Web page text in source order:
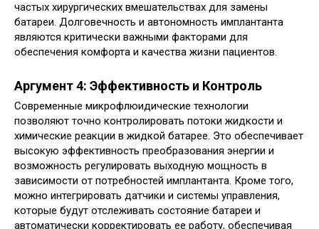
частых хирургических вмешательствах для замены
батареи. Долговечность и автономность имплантанта
являются критически важными факторами для
обеспечения комфорта и качества жизни пациентов.
Аргумент 4: Эффективность и Контроль
Современные микрофлюидические технологии
позволяют точно контролировать потоки жидкости и
химические реакции в жидкой батарее. Это обеспечивает
высокую эффективность преобразования энергии и
возможность регулировать выходную мощность в
зависимости от потребностей имплантанта. Кроме того,
можно интегрировать датчики и системы управления,
которые будут отслеживать состояние батареи и
автоматически корректировать ее работу, обеспечивая